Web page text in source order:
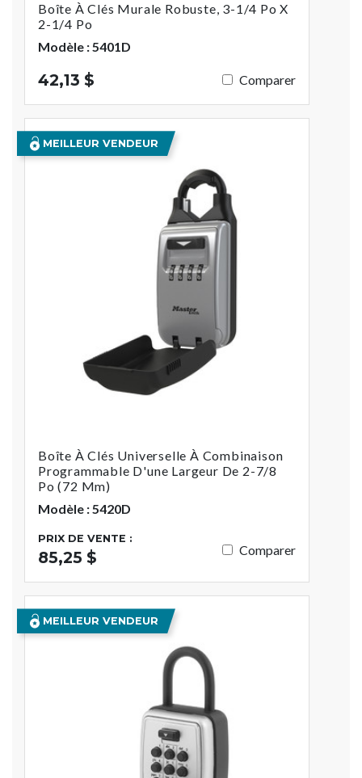
Boîte À Clés Murale Robuste, 3-1/4 Po X
2-1/4 Po
Modèle : 5401D
42,13 $ Comparer
MEILLEUR VENDEUR
Boîte À Clés Universelle À Combinaison
Programmable D'une Largeur De 2-7/8
Po (72 Mm)
Modèle : 5420D
PRIX DE VENTE :
85,25 $ Comparer
MEILLEUR VENDEUR